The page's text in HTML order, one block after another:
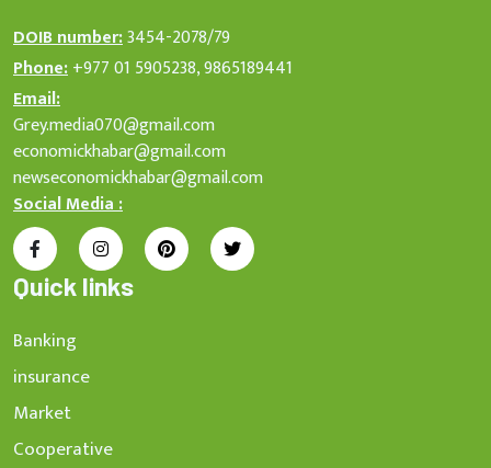
DOIB number:3454-2078/79
Phone:+977 01 5905238, 9865189441
Email:
Grey.media070@gmail.com
economickhabar@gmail.com
newseconomickhabar@gmail.com
Social Media :
Quick links
Banking
insurance
Market
Cooperative